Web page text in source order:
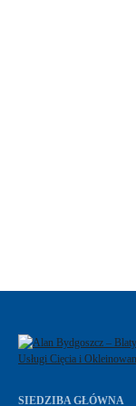
SIEDZIBA GŁÓWNA